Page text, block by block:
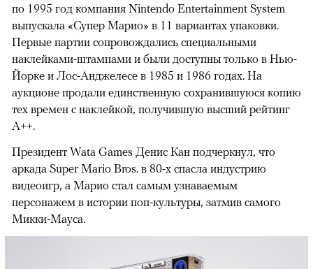
по 1995 год компания Nintendo Entertainment System
выпускала «Супер Марио» в 11 вариантах упаковки.
Первые партии сопровождались специальными
наклейками-штампами и были доступны только в Нью-
Йорке и Лос-Анджелесе в 1985 и 1986 годах. На
аукционе продали единственную сохранившуюся копию
тех времен с наклейкой, получившую высший рейтинг
A++.
Президент Wata Games Денис Кан подчеркнул, что
аркада Super Mario Bros. в 80-х спасла индустрию
видеоигр, а Марио стал самым узнаваемым
персонажем в истории поп-культуры, затмив самого
Микки-Мауса.